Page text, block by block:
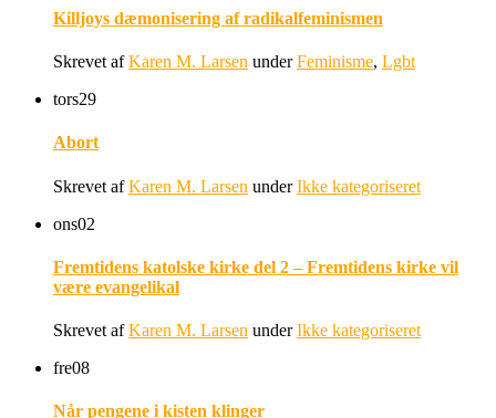
Killjoys dæmonisering af radikalfeminismen
Skrevet afKaren M. Larsen underFeminisme, Lgbt
tors29
Abort
Skrevet afKaren M. Larsen underIkke kategoriseret
ons02
Fremtidens katolske kirke del 2 – Fremtidens kirke vil
være evangelikal
Skrevet afKaren M. Larsen underIkke kategoriseret
fre08
Når pengene i kisten klinger